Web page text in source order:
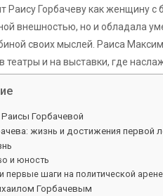
Раису Горбачеву как женщину
внешностью, но и обладала
своих мыслей. Раиса
театры и на выставки, где
Горбачевой
жизнь и достижения первой
и юность
первые шаги на политической арене
Горбачевым